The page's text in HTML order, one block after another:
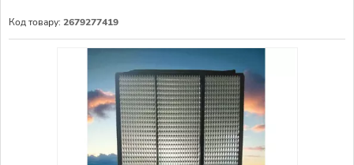
Код товару: 2679277419